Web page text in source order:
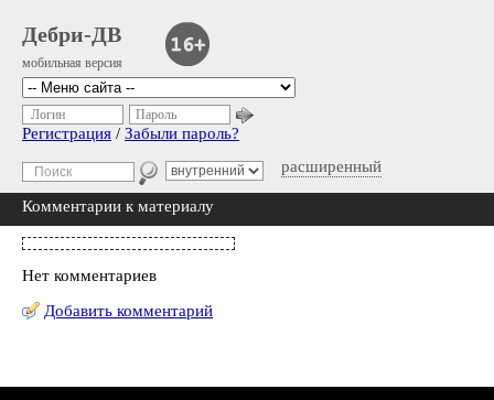
Дебри-ДВ
мобильная версия
расширенный
Логин Пароль
Регистрация / Забыли пароль?
Комментарии к материалу
Нет комментариев
Добавить комментарий